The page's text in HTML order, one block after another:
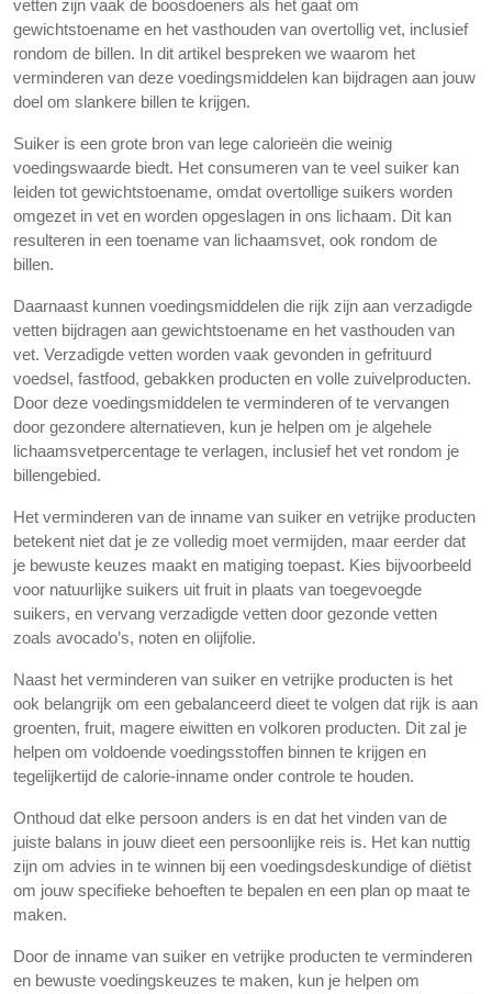
vetten zijn vaak de boosdoeners als het gaat om
gewichtstoename en het vasthouden van overtollig vet, inclusief
rondom de billen. In dit artikel bespreken we waarom het
verminderen van deze voedingsmiddelen kan bijdragen aan jouw
doel om slankere billen te krijgen.
Suiker is een grote bron van lege calorieën die weinig
voedingswaarde biedt. Het consumeren van te veel suiker kan
leiden tot gewichtstoename, omdat overtollige suikers worden
omgezet in vet en worden opgeslagen in ons lichaam. Dit kan
resulteren in een toename van lichaamsvet, ook rondom de
billen.
Daarnaast kunnen voedingsmiddelen die rijk zijn aan verzadigde
vetten bijdragen aan gewichtstoename en het vasthouden van
vet. Verzadigde vetten worden vaak gevonden in gefrituurd
voedsel, fastfood, gebakken producten en volle zuivelproducten.
Door deze voedingsmiddelen te verminderen of te vervangen
door gezondere alternatieven, kun je helpen om je algehele
lichaamsvetpercentage te verlagen, inclusief het vet rondom je
billengebied.
Het verminderen van de inname van suiker en vetrijke producten
betekent niet dat je ze volledig moet vermijden, maar eerder dat
je bewuste keuzes maakt en matiging toepast. Kies bijvoorbeeld
voor natuurlijke suikers uit fruit in plaats van toegevoegde
suikers, en vervang verzadigde vetten door gezonde vetten
zoals avocado’s, noten en olijfolie.
Naast het verminderen van suiker en vetrijke producten is het
ook belangrijk om een gebalanceerd dieet te volgen dat rijk is aan
groenten, fruit, magere eiwitten en volkoren producten. Dit zal je
helpen om voldoende voedingsstoffen binnen te krijgen en
tegelijkertijd de calorie-inname onder controle te houden.
Onthoud dat elke persoon anders is en dat het vinden van de
juiste balans in jouw dieet een persoonlijke reis is. Het kan nuttig
zijn om advies in te winnen bij een voedingsdeskundige of diëtist
om jouw specifieke behoeften te bepalen en een plan op maat te
maken.
Door de inname van suiker en vetrijke producten te verminderen
en bewuste voedingskeuzes te maken, kun je helpen om